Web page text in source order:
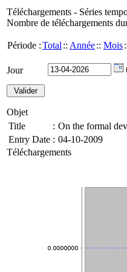
Téléchargements - Séries
Nombre de téléchargements
Période :Total :: Année:: Mois
Jour
Objet
Title
: On the formal
Entry Date : 04-10-2009
Téléchargements